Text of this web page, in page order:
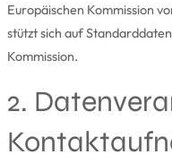
Europäischen Kommission
stützt sich auf
Kommission.
2.